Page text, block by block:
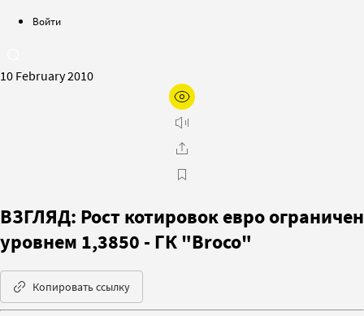
Войти
10 February 2010
ВЗГЛЯД: Рост котировок евро ограничен
уровнем 1,3850 - ГК "Broco"
Копировать ссылку